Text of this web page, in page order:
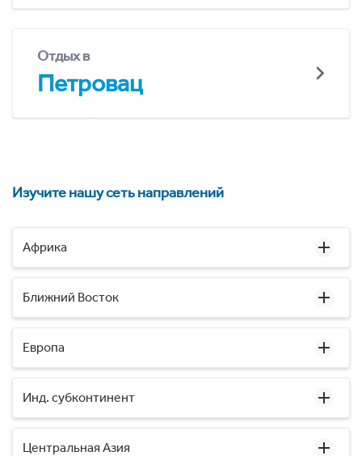
Отдых в
Петровац
Изучите нашу сеть направлений
Африка
Ближний Восток
Европа
Инд. субконтинент
Центральная Азия